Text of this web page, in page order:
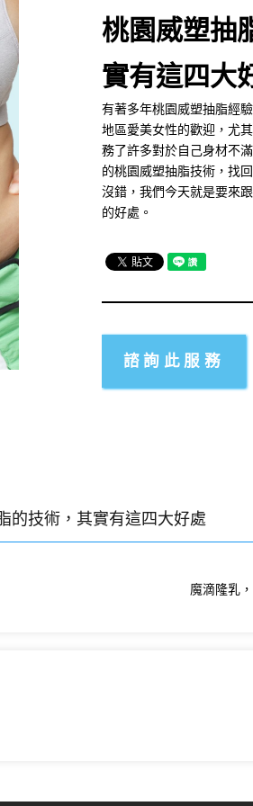
桃園威塑抽
實有這四大
有著多年桃園威塑抽脂經
地區愛美女性的歡迎，尤
務了許多對於自己身材不
的桃園威塑抽脂技術，找
沒錯，我們今天就是要來
的好處。
諮詢此服務
的技術，其實有這四大好處
魔滴隆乳